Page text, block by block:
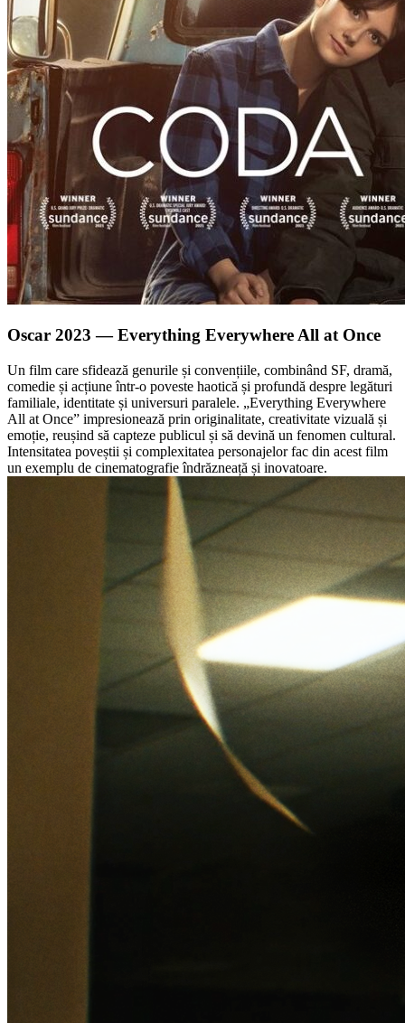
Oscar 2023 — Everything Everywhere All at Once
Un film care sfidează genurile și convențiile, combinând SF, dramă,
comedie și acțiune într-o poveste haotică și profundă despre legături
familiale, identitate și universuri paralele. „Everything Everywhere
All at Once” impresionează prin originalitate, creativitate vizuală și
emoție, reușind să capteze publicul și să devină un fenomen cultural.
Intensitatea poveștii și complexitatea personajelor fac din acest film
un exemplu de cinematografie îndrăzneață și inovatoare.